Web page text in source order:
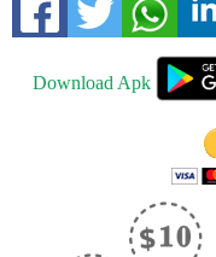
Download Apk